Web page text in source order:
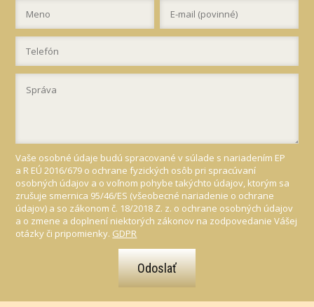
Vaše osobné údaje budú spracované v súlade s nariadením EP
a R EÚ 2016/679 o ochrane fyzických osôb pri spracúvaní
osobných údajov a o voľnom pohybe takýchto údajov, ktorým sa
zrušuje smernica 95/46/ES (všeobecné nariadenie o ochrane
údajov) a so zákonom č. 18/2018 Z. z. o ochrane osobných údajov
a o zmene a doplnení niektorých zákonov na zodpovedanie Vášej
otázky či pripomienky. GDPR
Odoslať